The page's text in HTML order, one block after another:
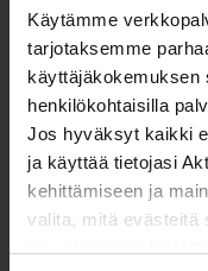
Käytämme
tarjotaksemme
käyttäjäkokemuksen
henkilökohtaisilla
Jos hyväksyt kaikki
ja käyttää tietojasi
kehittämiseen ja
valita, mitä evästeitä
mobiili- tai
Ei Aktian asiakas
Asiakkuuden
jätät meille
viestitoiminnon